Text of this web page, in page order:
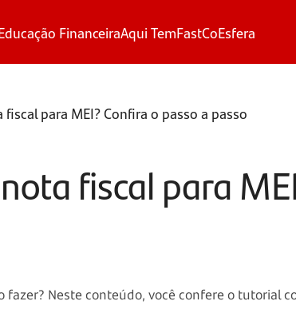
FinanceiraAqui TemFastCoEsfera
para MEI? Confira o passo a passo
fiscal para
fazer? Neste conteúdo, você confere o tutorial